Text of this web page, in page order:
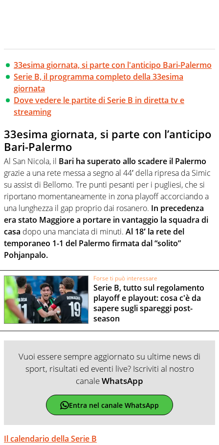
33esima giornata, si parte con l'anticipo Bari-Palermo
Serie B, il programma completo della 33esima
giornata
Dove vedere le partite di Serie B in diretta tv e
streaming
33esima giornata, si parte con l’anticipo
Bari-Palermo
Al San Nicola, il Bari ha superato allo scadere il Palermo
grazie a una rete messa a segno al 44′ della ripresa da Simic
su assist di Bellomo. Tre punti pesanti per i pugliesi, che si
riportano momentaneamente in zona playoff accorciando a
una lunghezza il gap proprio dai rosanero. In precedenza
era stato Maggiore a portare in vantaggio la squadra di
casa dopo una manciata di minuti. Al 18′ la rete del
temporaneo 1-1 del Palermo firmata dal “solito”
Pohjanpalo.
Forse ti può interessare
Serie B, tutto sul regolamento
playoff e playout: cosa c'è da
sapere sugli spareggi post-
season
Vuoi essere sempre aggiornato su ultime news di
sport, risultati ed eventi live? Iscriviti al nostro
canaleWhatsApp
Entra nel canale WhatsApp
Il calendario della Serie B